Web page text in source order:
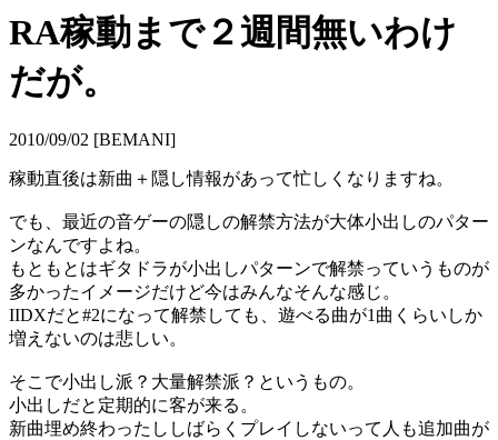
RA稼動まで２週間無いわけ
だが。
2010/09/02 [BEMANI]
稼動直後は新曲＋隠し情報があって忙しくなりますね。
でも、最近の音ゲーの隠しの解禁方法が大体小出しのパター
ンなんですよね。
もともとはギタドラが小出しパターンで解禁っていうものが
多かったイメージだけど今はみんなそんな感じ。
IIDXだと#2になって解禁しても、遊べる曲が1曲くらいしか
増えないのは悲しい。
そこで小出し派？大量解禁派？というもの。
小出しだと定期的に客が来る。
新曲埋め終わったししばらくプレイしないって人も追加曲が